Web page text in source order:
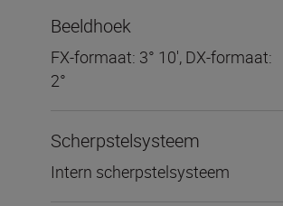
Beeldhoek
FX-formaat: 3° 10', DX-formaat:
2°
Scherpstelsysteem
Intern scherpstelsysteem